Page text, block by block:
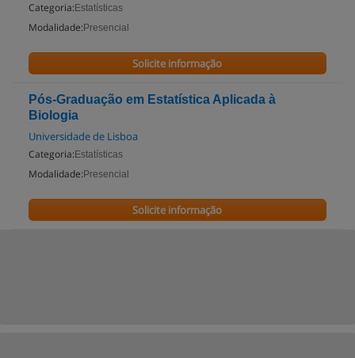
Categoria: Estatísticas
Modalidade: Presencial
Solicite informação
Pós-Graduação em Estatística Aplicada à
Biologia
Universidade de Lisboa
Categoria: Estatísticas
Modalidade: Presencial
Solicite informação